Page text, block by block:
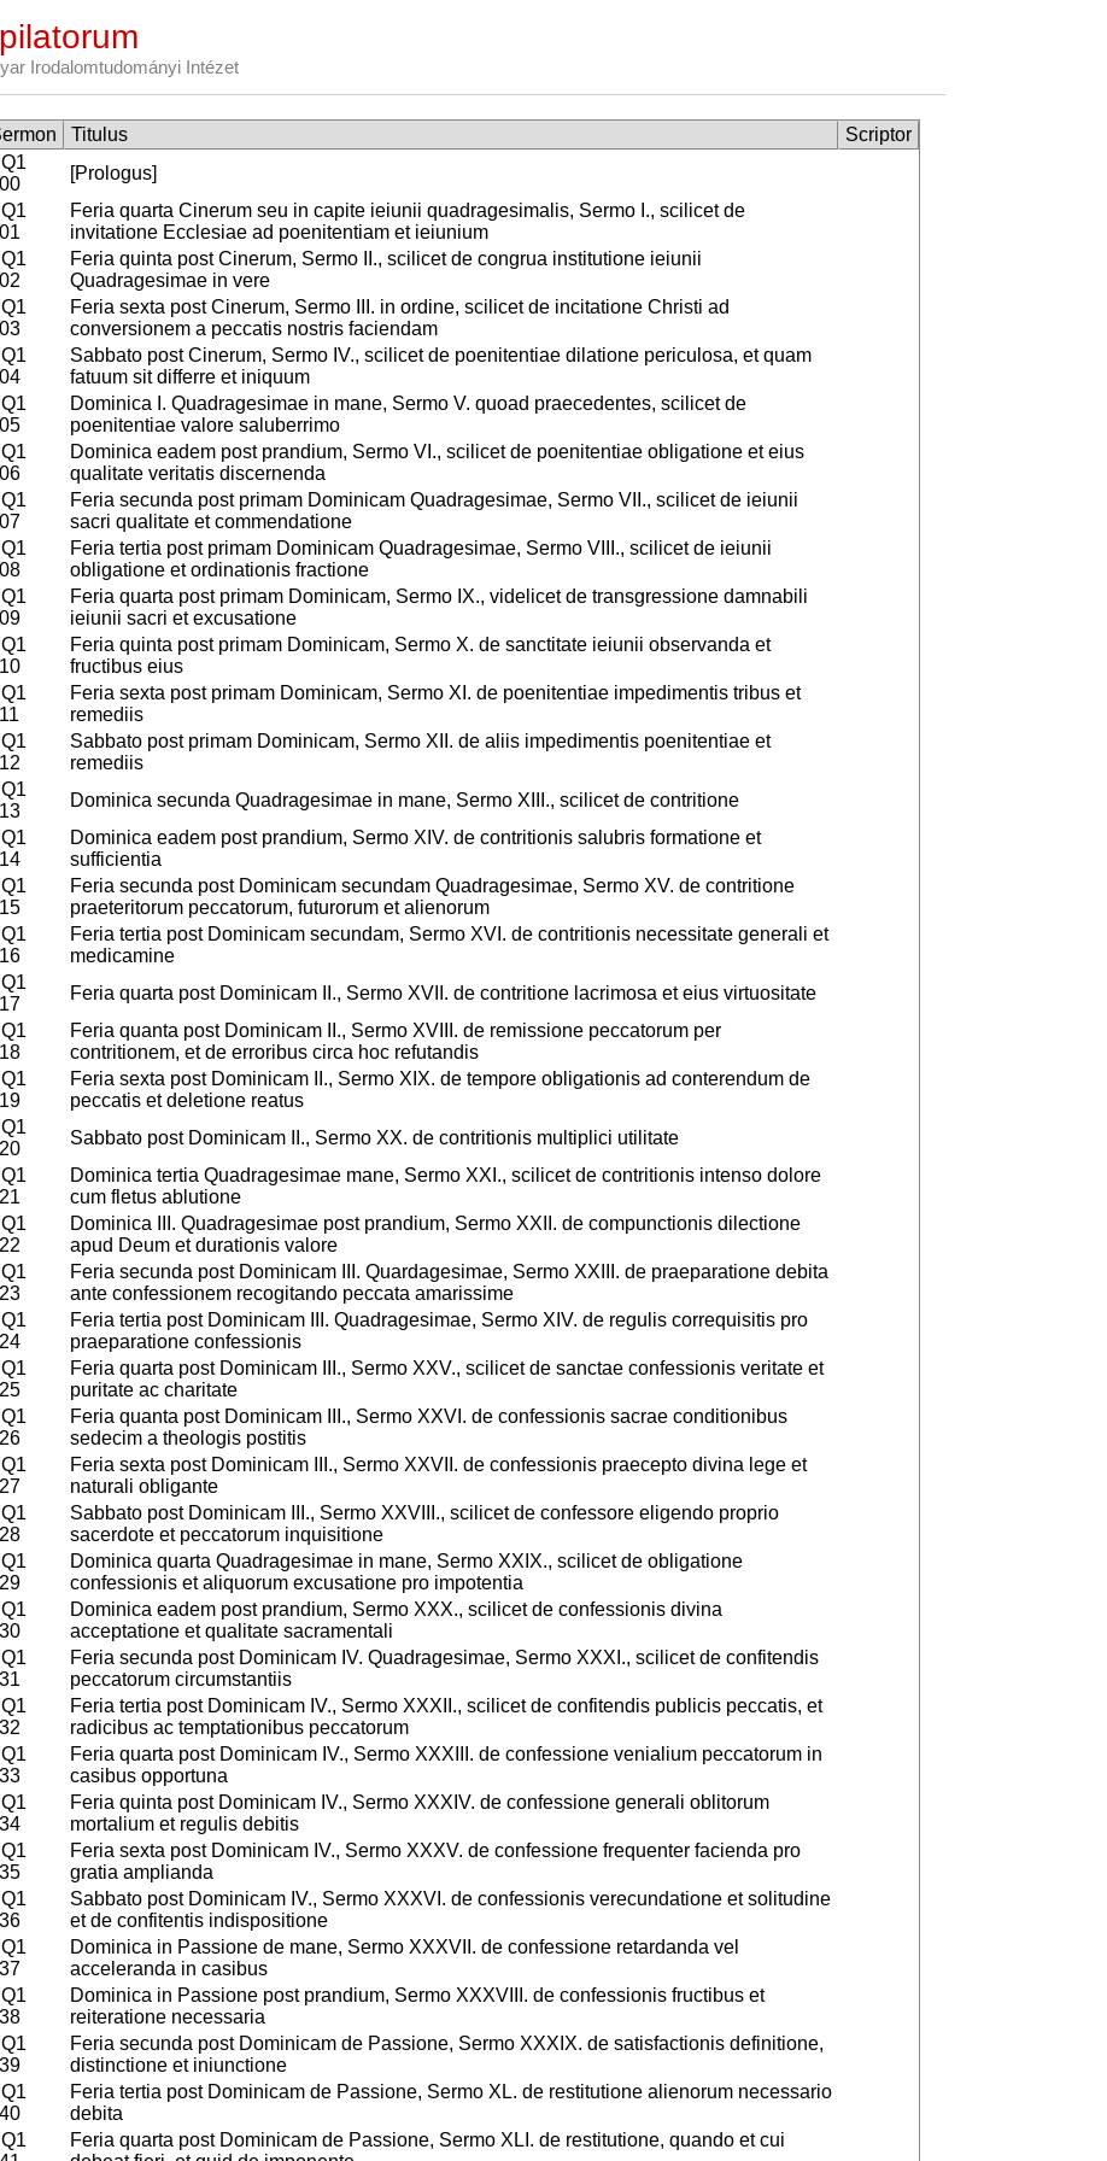
Irodalomtudományi Intézet
Titulus
Scriptor
[Prologus]
Feria quarta Cinerum seu in capite ieiunii quadragesimalis, Sermo I., scilicet de
invitatione Ecclesiae ad poenitentiam et ieiunium
Feria quinta post Cinerum, Sermo II., scilicet de congrua institutione ieiunii
Quadragesimae in vere
Feria sexta post Cinerum, Sermo III. in ordine, scilicet de incitatione Christi ad
conversionem a peccatis nostris faciendam
Sabbato post Cinerum, Sermo IV., scilicet de poenitentiae dilatione periculosa, et quam
fatuum sit differre et iniquum
Dominica I. Quadragesimae in mane, Sermo V. quoad praecedentes, scilicet de
poenitentiae valore saluberrimo
Dominica eadem post prandium, Sermo VI., scilicet de poenitentiae obligatione et eius
qualitate veritatis discernenda
Feria secunda post primam Dominicam Quadragesimae, Sermo VII., scilicet de ieiunii
sacri qualitate et commendatione
Feria tertia post primam Dominicam Quadragesimae, Sermo VIII., scilicet de ieiunii
obligatione et ordinationis fractione
Feria quarta post primam Dominicam, Sermo IX., videlicet de transgressione damnabili
ieiunii sacri et excusatione
Feria quinta post primam Dominicam, Sermo X. de sanctitate ieiunii observanda et
fructibus eius
Feria sexta post primam Dominicam, Sermo XI. de poenitentiae impedimentis tribus et
remediis
Sabbato post primam Dominicam, Sermo XII. de aliis impedimentis poenitentiae et
remediis
Dominica secunda Quadragesimae in mane, Sermo XIII., scilicet de contritione
Dominica eadem post prandium, Sermo XIV. de contritionis salubris formatione et
sufficientia
Feria secunda post Dominicam secundam Quadragesimae, Sermo XV. de contritione
praeteritorum peccatorum, futurorum et alienorum
Feria tertia post Dominicam secundam, Sermo XVI. de contritionis necessitate generali et
medicamine
Feria quarta post Dominicam II., Sermo XVII. de contritione lacrimosa et eius virtuositate
Feria quanta post Dominicam II., Sermo XVIII. de remissione peccatorum per
contritionem, et de erroribus circa hoc refutandis
Feria sexta post Dominicam II., Sermo XIX. de tempore obligationis ad conterendum de
peccatis et deletione reatus
Sabbato post Dominicam II., Sermo XX. de contritionis multiplici utilitate
Dominica tertia Quadragesimae mane, Sermo XXI., scilicet de contritionis intenso dolore
cum fletus ablutione
Dominica III. Quadragesimae post prandium, Sermo XXII. de compunctionis dilectione
apud Deum et durationis valore
Feria secunda post Dominicam III. Quardagesimae, Sermo XXIII. de praeparatione debita
ante confessionem recogitando peccata amarissime
Feria tertia post Dominicam III. Quadragesimae, Sermo XIV. de regulis correquisitis pro
praeparatione confessionis
Feria quarta post Dominicam III., Sermo XXV., scilicet de sanctae confessionis veritate et
puritate ac charitate
Feria quanta post Dominicam III., Sermo XXVI. de confessionis sacrae conditionibus
sedecim a theologis postitis
Feria sexta post Dominicam III., Sermo XXVII. de confessionis praecepto divina lege et
naturali obligante
Sabbato post Dominicam III., Sermo XXVIII., scilicet de confessore eligendo proprio
sacerdote et peccatorum inquisitione
Dominica quarta Quadragesimae in mane, Sermo XXIX., scilicet de obligatione
confessionis et aliquorum excusatione pro impotentia
Dominica eadem post prandium, Sermo XXX., scilicet de confessionis divina
acceptatione et qualitate sacramentali
Feria secunda post Dominicam IV. Quadragesimae, Sermo XXXI., scilicet de confitendis
peccatorum circumstantiis
Feria tertia post Dominicam IV., Sermo XXXII., scilicet de confitendis publicis peccatis, et
radicibus ac temptationibus peccatorum
Feria quarta post Dominicam IV., Sermo XXXIII. de confessione venialium peccatorum in
casibus opportuna
Feria quinta post Dominicam IV., Sermo XXXIV. de confessione generali oblitorum
mortalium et regulis debitis
Feria sexta post Dominicam IV., Sermo XXXV. de confessione frequenter facienda pro
gratia amplianda
Sabbato post Dominicam IV., Sermo XXXVI. de confessionis verecundatione et solitudine
et de confitentis indispositione
Dominica in Passione de mane, Sermo XXXVII. de confessione retardanda vel
acceleranda in casibus
Dominica in Passione post prandium, Sermo XXXVIII. de confessionis fructibus et
reiteratione necessaria
Feria secunda post Dominicam de Passione, Sermo XXXIX. de satisfactionis definitione,
distinctione et iniunctione
Feria tertia post Dominicam de Passione, Sermo XL. de restitutione alienorum necessario
debita
Feria quarta post Dominicam de Passione, Sermo XLI. de restitutione, quando et cui